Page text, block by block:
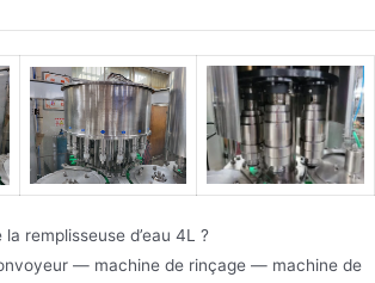
remplisseuse d’eau 4L ?
— machine de rinçage — machine de